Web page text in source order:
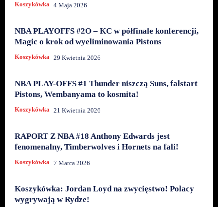
Koszykówka 4 Maja 2026
NBA PLAYOFFS #2O – KC w półfinale konferencji,
Magic o krok od wyeliminowania Pistons
Koszykówka 29 Kwietnia 2026
NBA PLAY-OFFS #1 Thunder niszczą Suns, falstart
Pistons, Wembanyama to kosmita!
Koszykówka 21 Kwietnia 2026
RAPORT Z NBA #18 Anthony Edwards jest
fenomenalny, Timberwolves i Hornets na fali!
Koszykówka 7 Marca 2026
Koszykówka: Jordan Loyd na zwycięstwo! Polacy
wygrywają w Rydze!